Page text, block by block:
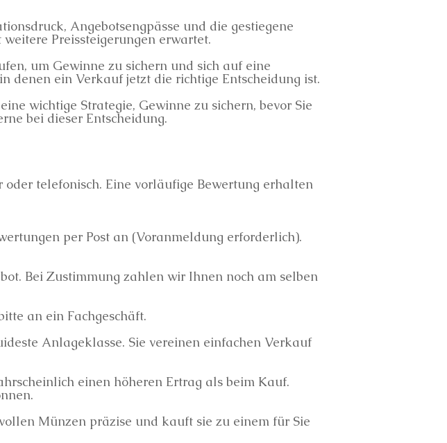
Angebotsengpässe und die gestiegene
Preissteigerungen erwartet.
um Gewinne zu sichern und sich auf eine
denen ein Verkauf jetzt die richtige Entscheidung ist.
wichtige Strategie, Gewinne zu sichern, bevor Sie
bei dieser Entscheidung.
telefonisch. Eine vorläufige Bewertung erhalten
per Post an (Voranmeldung erforderlich).
Bei Zustimmung zahlen wir Ihnen noch am selben
an ein Fachgeschäft.
Anlageklasse. Sie vereinen einfachen Verkauf
einen höheren Ertrag als beim Kauf.
Münzen präzise und kauft sie zu einem für Sie